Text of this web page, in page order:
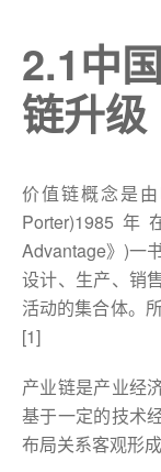
2.1中
链升级
价值链概念是
Porter)1985
Advantage》)一
设计、生产、销
活动的集合体。
[1]
产业链是产业经
基于一定的技术
布局关系客观形